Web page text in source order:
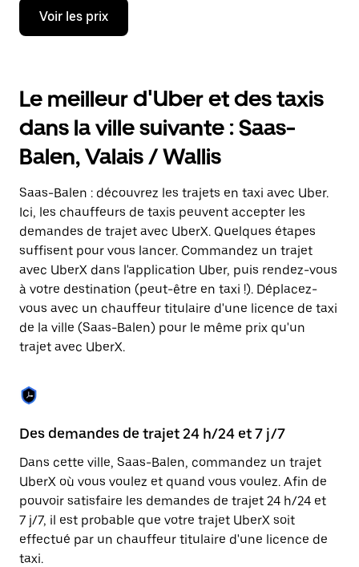
Appuyez
la
bas
pour
ouvrir
le
calendrier
et
une
date.
Appuyez
sur
la
touche
Échap
pour
fermer
le
calendrier.
Voir les prix
Le meilleur d'Uber et des taxis
dans la ville suivante : Saas-
Balen, Valais / Wallis
Saas-Balen : découvrez les trajets en taxi avec Uber.
Ici, les chauffeurs de taxis peuvent accepter les
demandes de trajet avec UberX. Quelques étapes
suffisent pour vous lancer. Commandez un trajet
avec UberX dans l'application Uber, puis rendez-vous
à votre destination (peut-être en taxi !). Déplacez-
vous avec un chauffeur titulaire d'une licence de taxi
de la ville (Saas-Balen) pour le même prix qu'un
trajet avec UberX.
Des demandes de trajet 24 h/24 et 7 j/7
Dans cette ville, Saas-Balen, commandez un trajet
UberX où vous voulez et quand vous voulez. Afin de
pouvoir satisfaire les demandes de trajet 24 h/24 et
7 j/7, il est probable que votre trajet UberX soit
effectué par un chauffeur titulaire d'une licence de
taxi.